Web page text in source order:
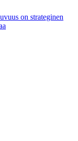
on strateginen